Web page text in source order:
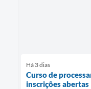
Há 3 dias
Curso de
inscrições abertas